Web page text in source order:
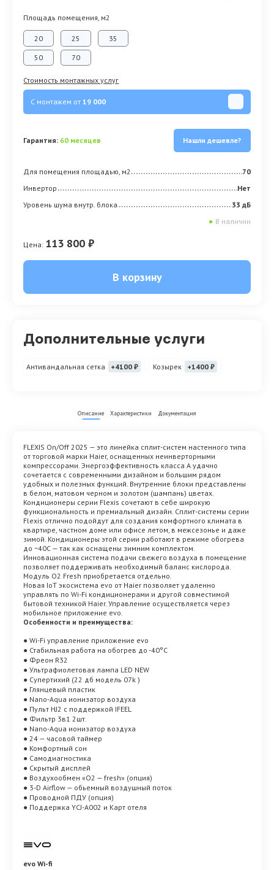
Площадь помещения, м2
20 25 35
50 70
Стоимость монтажных услуг
С монтажем от19 000
Гарантия: 60 месяцев Нашли дешевле?
Для помещения площадью, м2
70
Инвертор
Нет
Уровень шума внутр. блока
33 дБ
● В наличии
Цена: 113 800 ₽
В корзину
Дополнительные услуги
Антивандальная сетка +4100 ₽ Козырек +1400 ₽
Описание Характеристики Документация
FLEXIS On/Off 2025 — это линейка сплит-систем настенного типа
от торговой марки Haier, оснащенных неинверторными
компрессорами. Энергоэффективность класса А удачно
сочетается с современными дизайном и большим рядом
удобных и полезных функций. Внутренние блоки представлены
в белом, матовом черном и золотом (шампань) цветах.
Кондиционеры серии Flexis сочетают в себе широкую
функциональность и премиальный дизайн. Сплит-системы серии
Flexis отлично подойдут для создания комфортного климата в
квартире, частном доме или офисе летом, в межсезонье и даже
зимой. Кондиционеры этой серии работают в режиме обогрева
до −40С — так как оснащены зимним комплектом.
Инновационная система подачи свежего воздуха в помещение
позволяет поддерживать необходимый баланс кислорода.
Модуль O2 Fresh приобретается отдельно.
Новая IoT экосистема evo от Haier позволяет удаленно
управлять по Wi-Fi кондиционерами и другой совместимой
бытовой техникой Haier. Управление осуществляется через
мобильное приложение evo.
Особенности и преимущества:
● Wi-Fi управление приложение evo
● Стабильная работа на обогрев до -40°C
● Фреон R32
● Ультрафиолетовая лампа LED NEW
● Супертихий (22 дб модель 07k )
● Глянцевый пластик
● Nano-Aqua ионизатор воздуха
● Пульт HJ2 с поддержкой IFEEL
● Фильтр 3в1 2шт.
● Nano-Aqua ионизатор воздуха
● 24 — часовой таймер
● Комфортный сон
● Самодиагностика
● Скрытый дисплей
● Воздухообмен «О2 — fresh» (опция)
● 3-D Airflow — обьемный воздушный поток
● Проводной ПДУ (опция)
● Поддержка YCJ-A002 и Карт отеля
evo Wi-fi